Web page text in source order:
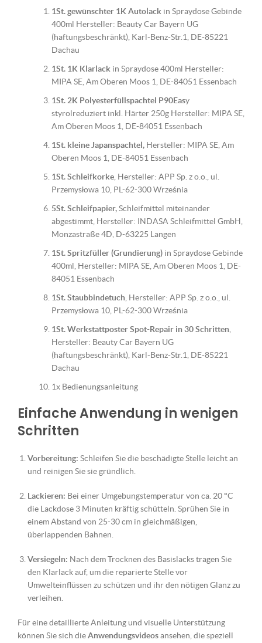
1St. gewünschter 1K Autolack in Spraydose Gebinde
400ml Hersteller: Beauty Car Bayern UG
(haftungsbeschränkt), Karl-Benz-Str.1, DE-85221
Dachau
1St. 1K Klarlack in Spraydose 400ml Hersteller:
MIPA SE, Am Oberen Moos 1, DE-84051 Essenbach
1St. 2K Polyesterfüllspachtel P90Easy
styrolreduziert inkl. Härter 250g Hersteller: MIPA SE,
Am Oberen Moos 1, DE-84051 Essenbach
1St. kleine Japanspachtel, Hersteller: MIPA SE, Am
Oberen Moos 1, DE-84051 Essenbach
1St. Schleifkorke , Hersteller: APP Sp. z o.o., ul.
Przemysłowa 10, PL-62-300 Września
5St. Schleifpapier,Schleifmittel miteinander
abgestimmt, Hersteller: INDASA Schleifmittel GmbH,
Monzastraße 4D, D-63225 Langen
1St. Spritzfüller (Grundierung) in Spraydose Gebinde
400ml, Hersteller: MIPA SE, Am Oberen Moos 1, DE-
84051 Essenbach
1St. Staubbindetuch , Hersteller: APP Sp. z o.o., ul.
Przemysłowa 10, PL-62-300 Września
1St. Werkstattposter Spot-Repair in 30 Schritten
Hersteller: Beauty Car Bayern UG
(haftungsbeschränkt), Karl-Benz-Str.1, DE-85221
Dachau
1x Bedienungsanleitung
Einfache Anwendung in wenigen
Schritten
Vorbereitung: Schleifen Sie die beschädigte Stelle leicht an
und reinigen Sie sie gründlich.
Lackieren: Bei einer Umgebungstemperatur von ca. 20 °C
die Lackdose 3 Minuten kräftig schütteln. Sprühen Sie in
einem Abstand von 25-30 cm in gleichmäßigen,
überlappenden Bahnen.
Versiegeln: Nach dem Trocknen des Basislacks tragen Sie
den Klarlack auf, um die reparierte Stelle vor
Umwelteinflüssen zu schützen und ihr den nötigen Glanz zu
verleihen.
Für eine detaillierte Anleitung und visuelle Unterstützung
können Sie sich dieAnwendungsvideosansehen, die speziell